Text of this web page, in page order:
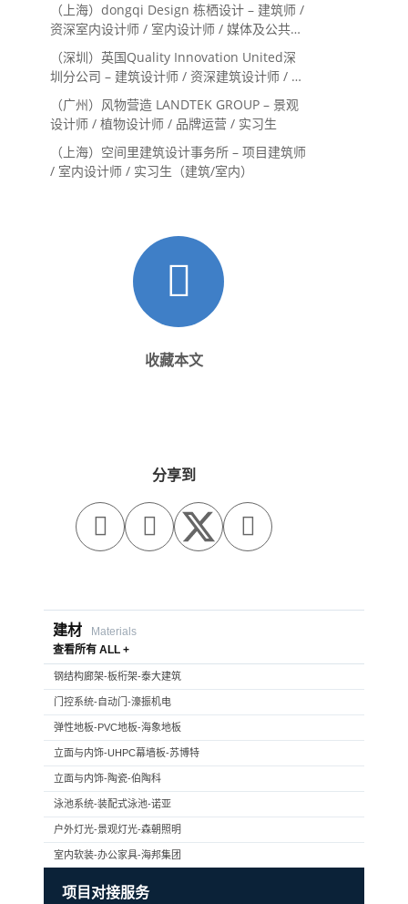
（上海）dongqi Design 栋栖设计 – 建筑师 /
资深室内设计师 / 室内设计师 / 媒体及公共关
系主管 / 设计实习生（常年招聘）
（深圳）英国Quality Innovation United深
圳分公司 – 建筑设计师 / 资深建筑设计师 / 室
内设计师 / 设计实习生
（广州）风物营造 LANDTEK GROUP – 景观
设计师 / 植物设计师 / 品牌运营 / 实习生
（上海）空间里建筑设计事务所 – 项目建筑师
/ 室内设计师 / 实习生（建筑/室内）
收藏本文
分享到
  
建材
Materials
查看所有 ALL +
钢结构廊架-板桁架-泰大建筑
门控系统-自动门-濠振机电
弹性地板-PVC地板-海象地板
立面与内饰-UHPC幕墙板-苏博特
立面与内饰-陶瓷-伯陶科
泳池系统-装配式泳池-诺亚
户外灯光-景观灯光-森朝照明
室内软装-办公家具-海邦集团
项目对接服务